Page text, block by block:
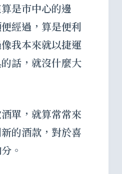
是市中心的邊
經過，算是便利
我本來就以捷運
話，就沒什麼大
單，就算常常來
的酒款，對於喜
。